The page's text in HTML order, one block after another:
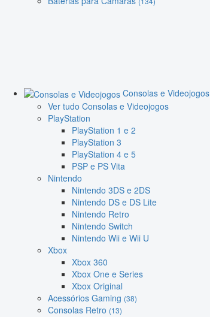
Consolas e Videojogos
Ver tudo Consolas e Videojogos
PlayStation
PlayStation 1 e 2
PlayStation 3
PlayStation 4 e 5
PSP e PS Vita
Nintendo
Nintendo 3DS e 2DS
Nintendo DS e DS Lite
Nintendo Retro
Nintendo Switch
Nintendo Wii e Wii U
Xbox
Xbox 360
Xbox One e Series
Xbox Original
Acessórios Gaming (38)
Consolas Retro (13)